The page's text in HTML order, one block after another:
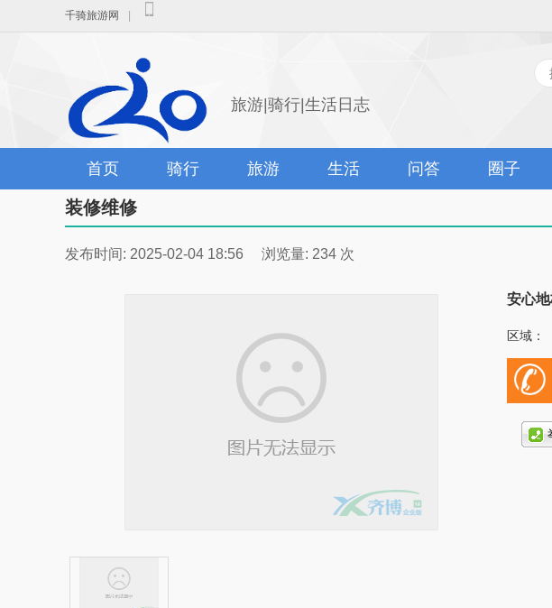
千骑旅游网
旅游|骑行|生活日志
首页 骑行 旅游 生活 问答 圈子
装修维修
发布时间: 2025-02-04 18:56 浏览量: 234 次
安心
区域：
话号